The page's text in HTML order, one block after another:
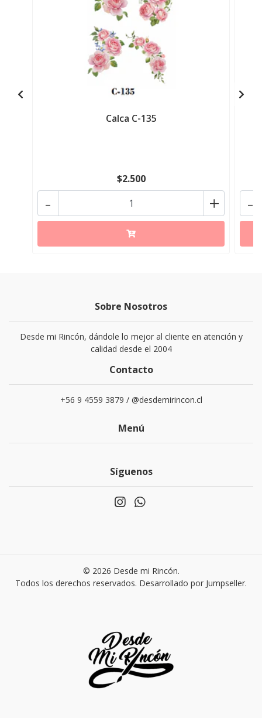
Calca C-135
$2.500
+
- -
Sobre Nosotros
Desde mi Rincón, dándole lo mejor al cliente en atención y
calidad desde el 2004
Contacto
+56 9 4559 3879 / @desdemirincon.cl
Menú
Síguenos
© 2026 Desde mi Rincón.
Todos los derechos reservados. Desarrollado por Jumpseller.